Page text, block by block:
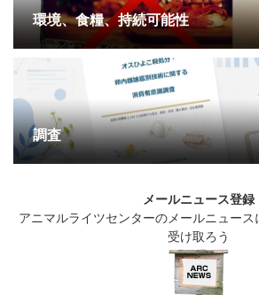
環境、食糧、持続可能性
調査
メールニュース登録
アニマルライツセンターのメールニュー
受け取ろう